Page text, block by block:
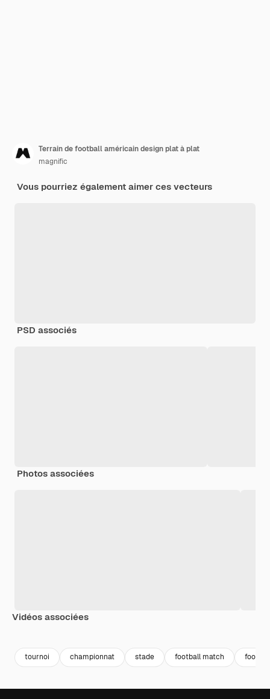
Terrain de football américain design plat à plat
magnific
Vous pourriez également aimer ces vecteurs
PSD associés
Photos associées
Vidéos associées
tournoi championnat stade football match